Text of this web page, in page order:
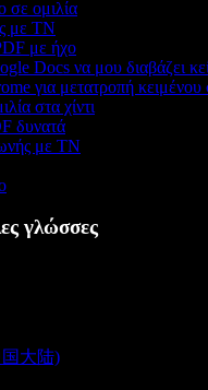
σε ομιλία
με ΤΝ
με ήχο
Docs να μου διαβάζει
για μετατροπή κειμένου
στα χίντι
δυνατά
με ΤΝ
γλώσσες
大陆)